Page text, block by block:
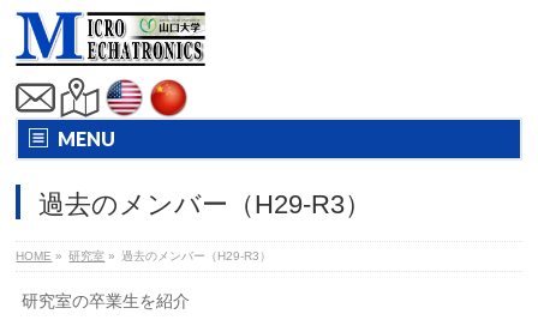
MENU
過去のメンバー（H29-R3）
HOME » 研究室 » 過去のメンバー（H29-R3）
研究室の卒業生を紹介